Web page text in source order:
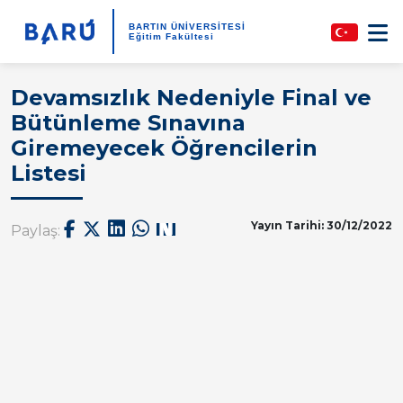
BARTIN ÜNİVERSİTESİ
Eğitim Fakültesi
Devamsızlık Nedeniyle Final ve
Bütünleme Sınavına
Giremeyecek Öğrencilerin
Listesi
Paylaş: Yayın Tarihi: 30/12/2022